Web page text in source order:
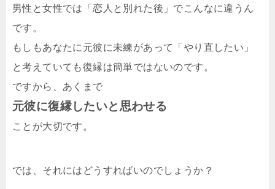
男性と女性では「恋人と別れた後」でこんなに違うん
です。
もしもあなたに元彼に未練があって「やり直したい」
と考えていても復縁は簡単ではないのです。
ですから、あくまで
元彼に復縁したいと思わせる
ことが大切です。
では、それにはどうすればいのでしょうか？